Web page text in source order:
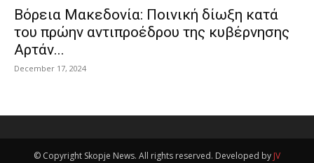
Βόρεια Μακεδονία: Ποινική δίωξη κατά
του πρώην αντιπροέδρου της κυβέρνησης
Αρτάν...
December 17, 2024
© Copyright Skopje News. All rights reserved. Developed by JV